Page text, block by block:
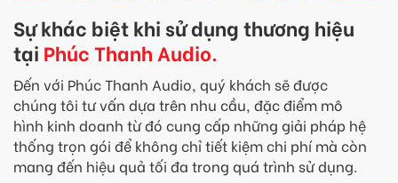
Sự khác biệt khi sử dụng thương hiệu
tại Phúc Thanh Audio.
Đến với Phúc Thanh Audio, quý khách sẽ được
chúng tôi tư vấn dựa trên nhu cầu, đặc điểm mô
hình kinh doanh từ đó cung cấp những giải pháp hệ
thống trọn gói để không chỉ tiết kiệm chi phí mà còn
mang đến hiệu quả tối đa trong quá trình sử dụng.